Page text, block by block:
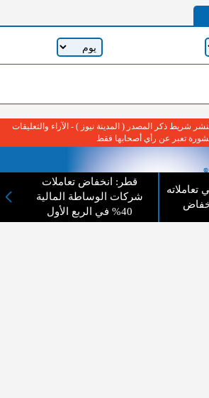
قطر: انخفاض تعاملات
شركات الوساطة المالية
40% في الربع الأول
شريط ذكر المصدر ( المدينة نيوز ) - الآراء والتعليقات
تعبر عن رأي أصحابها فقط